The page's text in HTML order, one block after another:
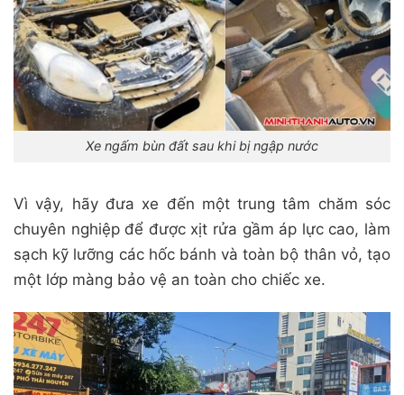
Xe ngấm bùn đất sau khi bị ngập nước
Vì vậy, hãy đưa xe đến một trung tâm chăm sóc
chuyên nghiệp để được xịt rửa gầm áp lực cao, làm
sạch kỹ lưỡng các hốc bánh và toàn bộ thân vỏ, tạo
một lớp màng bảo vệ an toàn cho chiếc xe.